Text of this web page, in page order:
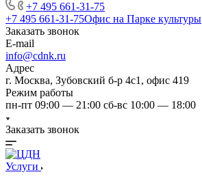
+7 495 661-31-75
+7 495 661-31-75Офис на Парке культуры
Заказать звонок
E-mail
info@cdnk.ru
Адрес
г. Москва, Зубовский б-р 4с1, офис 419
Режим работы
пн-пт 09:00 — 21:00 сб-вс 10:00 — 18:00
Заказать звонок
Услуги